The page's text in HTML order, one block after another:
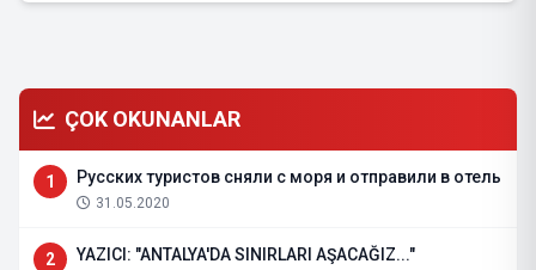
ÇOK OKUNANLAR
1 Русских туристов сняли с моря и отправили в отель
31.05.2020
2 YAZICI: "ANTALYA'DA SINIRLARI AŞACAĞIZ..."